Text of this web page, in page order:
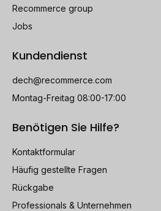
Zögern Sie nicht länger: Bei
zurückgesetzt und getestet. Sie
PlayStation 4 500 GB in
Recommerce group
Jobs
Kundendienst
dech@recommerce.com
Montag-Freitag 08:00-17:00
Benötigen Sie Hilfe?
Kontaktformular
Häufig gestellte Fragen
Rückgabe
Professionals & Unternehmen